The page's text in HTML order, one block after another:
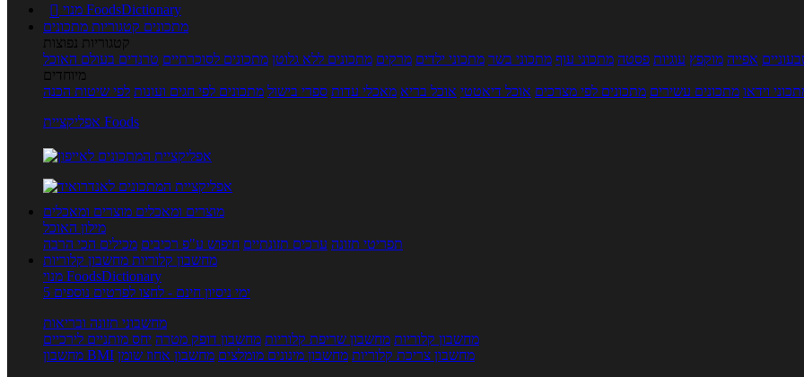

מנוי FoodsDictionary
מתכונים קטגוריות מתכונים
קטגוריות נפוצות
אפייה מוקפץ עוגיות פסטה מתכוני עוף מתכוני בשר מתכוני ילדים מרקים מתכונים ללא גלוטן מתכונים לסוכרתיים טרנדים בעולם האוכל
מיוחדים
וידאו מתכונים עשירים מתכונים לפי מצרכים אוכל דיאטטי אוכל בריא מאכלי עדות ספרי בישול מתכונים לפי חגים ועונות לפי שיטות הכנה
אפליקציית Foods
מוצרים ומאכלים מוצרים ומאכלים
מילון האוכל
תפריטי תזונה ערכים תזונתיים חיפוש ע"פ רכיבים מכילים הכי הרבה
מחשבון קלוריות מחשבון קלוריות
מנוי FoodsDictionary
5 ימי ניסיון חינם - לחצו לפרטים נוספים
מחשבוני תזונה ובריאות
מחשבון קלוריות מחשבון שריפת קלוריות מחשבון דופק מטרה יחס מותניים לירכיים
מחשבון BMI
מחשבון צריכת קלוריות מחשבון מינונים מומלצים מחשבון אחוז שומן